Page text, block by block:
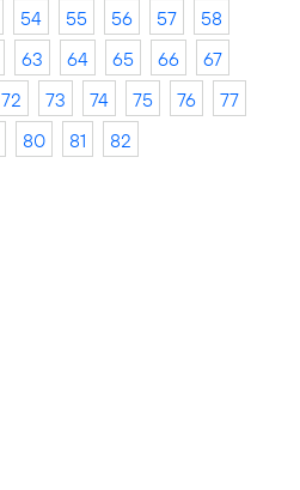
54 55 56 57
58
63 64 65 66
67
72 73 74 75 76
77
80 81 82